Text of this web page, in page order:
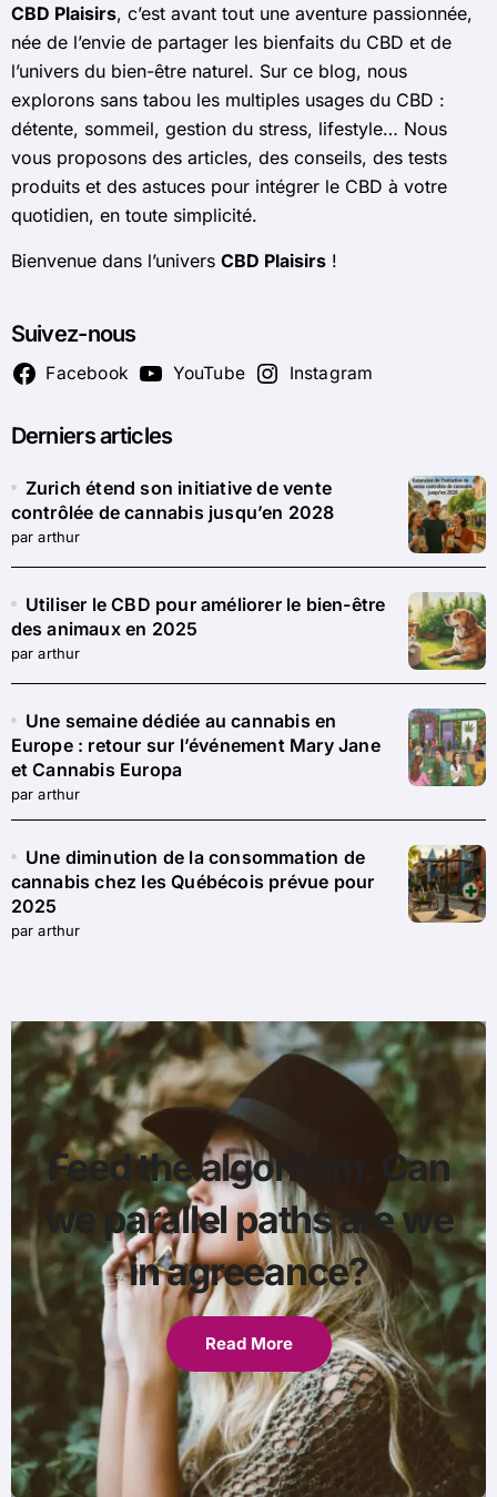
CBD Plaisirs, c’est avant tout une aventure passionnée,
née de l’envie de partager les bienfaits du CBD et de
l’univers du bien-être naturel. Sur ce blog, nous
explorons sans tabou les multiples usages du CBD :
détente, sommeil, gestion du stress, lifestyle… Nous
vous proposons des articles, des conseils, des tests
produits et des astuces pour intégrer le CBD à votre
quotidien, en toute simplicité.
Bienvenue dans l’univers CBD Plaisirs!
Suivez-nous
Facebook YouTube Instagram
Derniers articles
Zurich étend son initiative de vente
contrôlée de cannabis jusqu’en 2028
par arthur
Utiliser le CBD pour améliorer le bien-être
des animaux en 2025
par arthur
Une semaine dédiée au cannabis en
Europe : retour sur l’événement Mary Jane
et Cannabis Europa
par arthur
Une diminution de la consommation de
cannabis chez les Québécois prévue pour
2025
par arthur
Feed the algorithm. Can
we parallel paths are we
in agreeance?
Read More